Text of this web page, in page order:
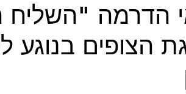
הדרמה "השליח
הצופים בנוגע